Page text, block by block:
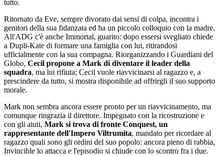
tutto.
Ritornato da Eve, sempre divorato dai sensi di colpa, incontra i
genitori della sua fidanzata ed ha un piccolo colloquio con la madre.
All'ADG c'è anche Immortal, guarito: dopo essersi svegliato chiede
a Dupli-Kate di formare una famiglia con lui, ritirandosi
ufficialmente con la sua compagna. Riorganizzando i Guardiani del
Globo, Cecil propone a Mark di diventare il leader della
squadra, ma lui rifiuta; Cecil vuole riavvicinarsi al ragazzo e, a
prescindere da tutto, si mostra disponibile ad offrirgli il suo supporto
morale.
Mark non sembra ancora essere pronto per un riavvicinamento, ma
comunque ringrazia il direttore. Impegnato con la ricostruzione e
con gli aiuti, Mark si trova di fronte Conquest, un
rappresentante dell'Impero Viltrumita, mandato per ricordare al
ragazzo quali sono gli ordini del suo popolo: ancora pieno di rabbia,
Invincible lo attacca e l'episodio si chiude con lo scontro fra i due.